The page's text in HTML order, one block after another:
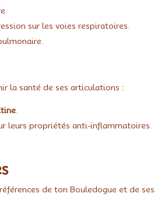
sur les voies respiratoires.
la santé de ses articulations :
leurs propriétés anti-inflammatoires.
de ton Bouledogue et de ses